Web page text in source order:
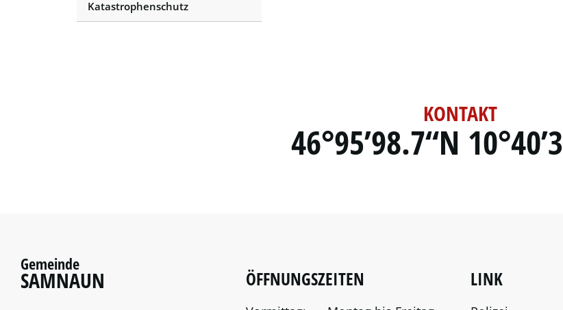
Katastrophenschutz
46°95’98.7“N
KONTAKT
Gemeinde
SAMNAUN ÖFFNUNGSZEITEN LINK